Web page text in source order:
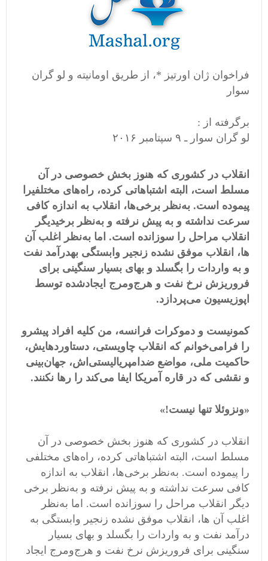
فراخوان ژان اورتیز *، از طریق اومانیته و لو گران
سوار
برگرفته از :
لو گران سوار ـ ۹ سپتامبر ۲۰۱۶
انقلاب در کشوری که هنوز بخش خصوصی در
آن
مسلط است، البته اشتباهاتی کرده، راههای مختلفیرا
پیموده است. بهنظر برخیها، انقلاب به اندازه کافی
سرعت نداشته و به پیش نرفته و بهنظر برخیدیگر
انقلاب مراحل را سوزانده است. اما بهنظر اغلب آن
ها، انقلاب موفق نشده زنجیر وابستگی بهدرآمد نفت
و به واردات را بگسلد و بهای بسیار سنگینی برای
فروریزش نرخ نفت و هرجومرج ایجادشده توسط
اپوزیسیون میپردازد.
کمونیست و دموکرات فرانسه، من کلیه افراد پیشرو
را
فرامیخوانم که انقلاب چاویستی، دستاوردهایش،
حاکمیت ملی، مواضع ضدامپریالیستی اش، جهانبینی
و نقشی که در قاره آمریکا ایفا میکند را رها نکنند.
«ونزوئلا تنها نیست!»
انقلاب در کشوری که هنوز بخش خصوصی در آن
مسلط است، البته اشتباهاتی کرده، راه‌های مختلفی
را پیموده است. به‌نظر برخی‌ها، انقلاب به اندازه
کافی سرعت نداشته و به پیش نرفته و به‌نظر برخی
دیگر انقلاب مراحل را سوزانده است. اما به‌نظر
اغلب آن ها، انقلاب موفق نشده زنجیر وابستگی به
درآمد نفت و به واردات را بگسلد و بهای بسیار
سنگینی برای فروریزش نرخ نفت و هرج‌و‌مرج ایجاد